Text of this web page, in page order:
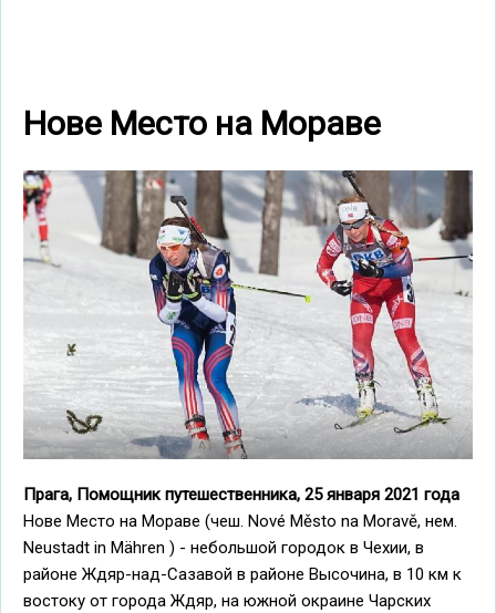
Нове Место на Мораве
Прага, Помощник путешественника, 25 января 2021 года
Нове Место на Мораве (чеш. Nové Město na Moravě, нем.
Neustadt in Mähren ) - небольшой городок в Чехии, в
районе Ждяр-над-Сазавой в районе Высочина, в 10 км к
востоку от города Ждяр, на южной окраине Чарских